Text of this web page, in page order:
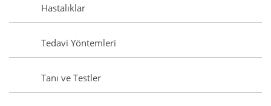
Hastalıklar
Tedavi Yöntemleri
Tanı ve Testler